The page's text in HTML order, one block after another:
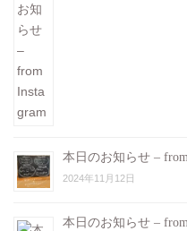
本日のお知らせ –
2024年11月12日
本日のお知らせ –